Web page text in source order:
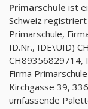
Primarschule ist
Schweiz
Primarschule,
ID.Nr., IDE\UID)
CH89356829714,
Firma
Kirchgasse 39,
umfassende